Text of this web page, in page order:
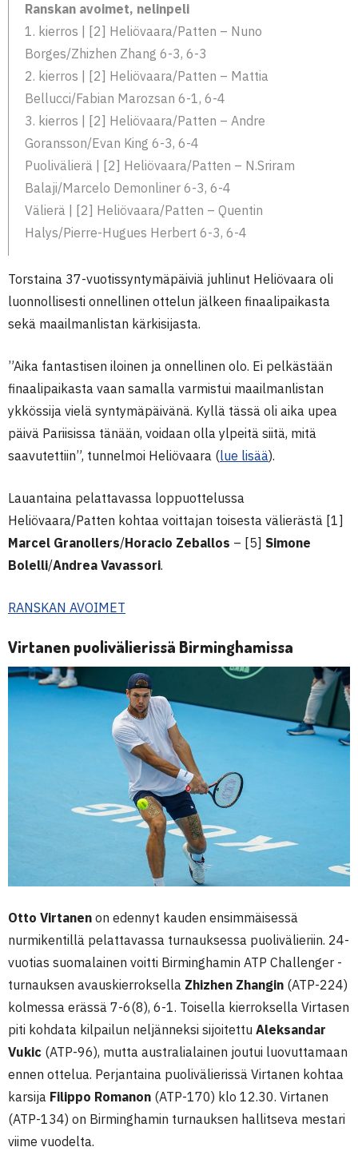
Ranskan avoimet, nelinpeli
1. kierros | [2] Heliövaara/Patten – Nuno
Borges/Zhizhen Zhang 6-3, 6-3
2. kierros | [2] Heliövaara/Patten – Mattia
Bellucci/Fabian Marozsan 6-1, 6-4
3. kierros | [2] Heliövaara/Patten – Andre
Goransson/Evan King 6-3, 6-4
Puolivälierä | [2] Heliövaara/Patten – N.Sriram
Balaji/Marcelo Demonliner 6-3, 6-4
Välierä | [2] Heliövaara/Patten – Quentin
Halys/Pierre-Hugues Herbert 6-3, 6-4
Torstaina 37-vuotissyntymäpäiviä juhlinut Heliövaara oli
luonnollisesti onnellinen ottelun jälkeen finaalipaikasta
sekä maailmanlistan kärkisijasta.
”Aika fantastisen iloinen ja onnellinen olo. Ei pelkästään
finaalipaikasta vaan samalla varmistui maailmanlistan
ykkössija vielä syntymäpäivänä. Kyllä tässä oli aika upea
päivä Pariisissa tänään, voidaan olla ylpeitä siitä, mitä
saavutettiin”, tunnelmoi Heliövaara (lue lisää).
Lauantaina pelattavassa loppuottelussa
Heliövaara/Patten kohtaa voittajan toisesta välierästä [1]
Marcel Granollers/Horacio Zeballos – [5] Simone
Bolelli/Andrea Vavassori.
RANSKAN AVOIMET
Virtanen puolivälierissä Birminghamissa
Otto Virtanen on edennyt kauden ensimmäisessä
nurmikentillä pelattavassa turnauksessa puolivälieriin. 24-
vuotias suomalainen voitti Birminghamin ATP Challenger -
turnauksen avauskierroksella Zhizhen Zhangin (ATP-224)
kolmessa erässä 7-6(8), 6-1. Toisella kierroksella Virtasen
piti kohdata kilpailun neljänneksi sijoitettu Aleksandar
Vukic (ATP-96), mutta australialainen joutui luovuttamaan
ennen ottelua. Perjantaina puolivälierissä Virtanen kohtaa
karsija Filippo Romanon (ATP-170) klo 12.30. Virtanen
(ATP-134) on Birminghamin turnauksen hallitseva mestari
viime vuodelta.